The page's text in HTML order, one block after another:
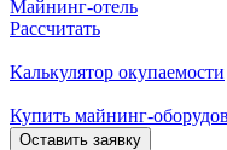
Майнинг-отель
Рассчитать
Калькулятор окупаемости
Купить майнинг-
Оставить заявку